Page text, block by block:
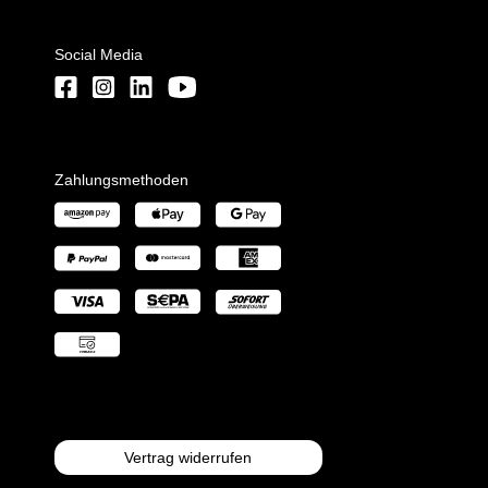
Social Media
Zahlungsmethoden
Vertrag widerrufen